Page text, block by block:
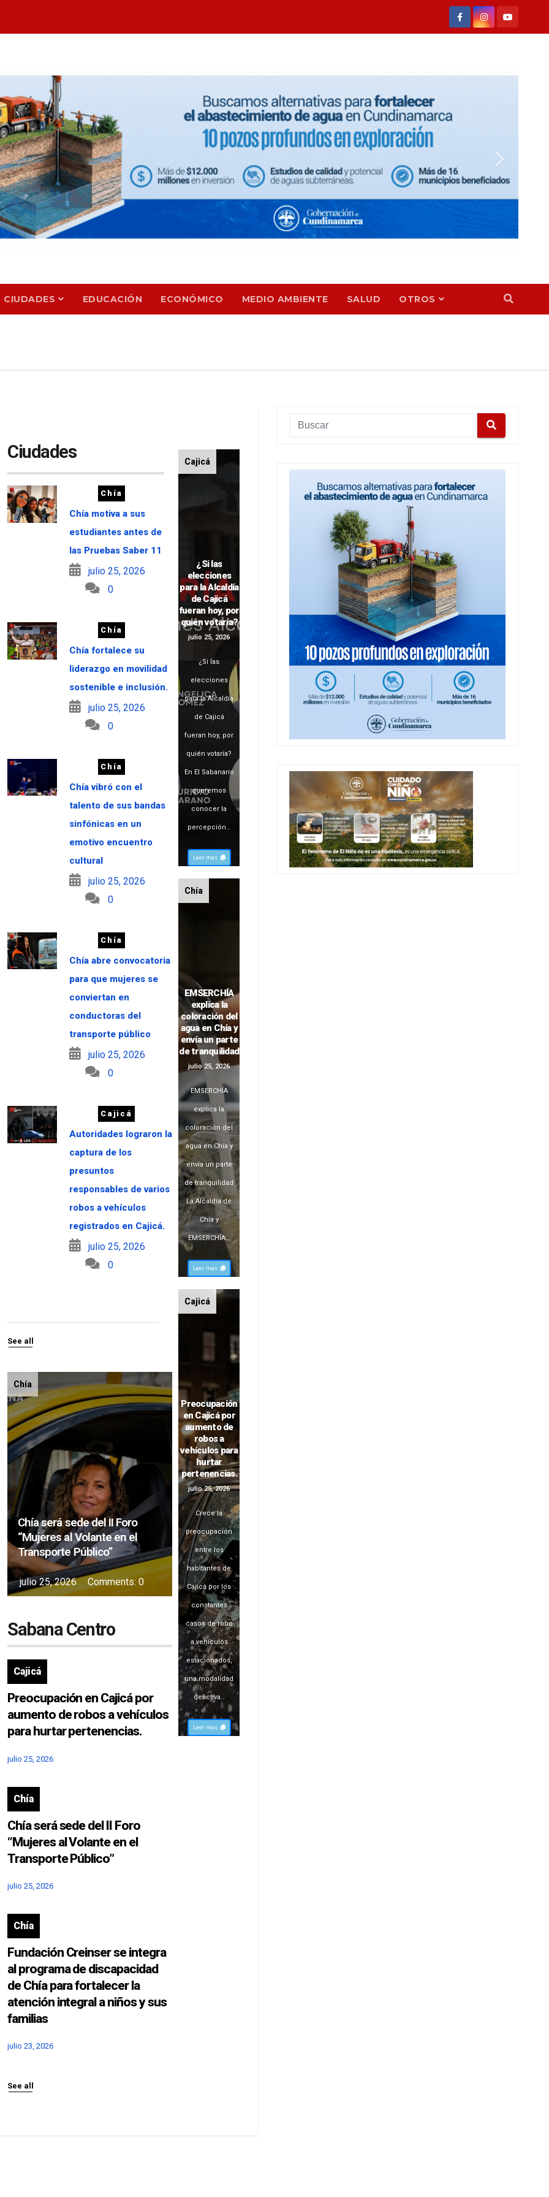
CIUDADES EDUCACIÓN ECONÓMICO MEDIO AMBIENTE SALUD OTROS
Ciudades
Chía
Chía motiva a sus
estudiantes antes de
las Pruebas Saber 11
julio 25, 2026
0
Chía
Chía fortalece su
liderazgo en movilidad
sostenible e inclusión.
julio 25, 2026
0
Chía
Chía vibró con el
talento de sus bandas
sinfónicas en un
emotivo encuentro
cultural
julio 25, 2026
0
Chía
Chía abre convocatoria
para que mujeres se
conviertan en
conductoras del
transporte público
julio 25, 2026
0
Cajicá
Autoridades lograron la
captura de los
presuntos
responsables de varios
robos a vehículos
registrados en Cajicá.
julio 25, 2026
0
See all
Chía
Chía será sede del II Foro
“Mujeres al Volante en el
Transporte Público”
julio 25, 2026 Comments:0
Sabana Centro
Cajicá
Preocupación en Cajicá por
aumento de robos a vehículos
para hurtar pertenencias.
julio 25, 2026
Chía
Chía será sede del II Foro
“Mujeres al Volante en el
Transporte Público”
julio 25, 2026
Chía
Fundación Creinser se integra
al programa de discapacidad
de Chía para fortalecer la
atención integral a niños y sus
familias
julio 23, 2026
See all
Cajicá
¿Si las
elecciones
para la Alcaldía
de Cajicá
fueran hoy, por
quién votaría?
julio 25, 2026
¿Si las
elecciones
para la Alcaldía
de Cajicá
fueran hoy, por
quién votaría?
En El Sabanario
queremos
conocer la
percepción…
Leer mas
Chía
EMSERCHÍA
explica la
coloración del
agua en Chía y
envía un parte
de tranquilidad
julio 25, 2026
EMSERCHÍA
explica la
coloración del
agua en Chía y
envía un parte
de tranquilidad
La Alcaldía de
Chía y
EMSERCHÍA…
Leer mas
Cajicá
Preocupación
en Cajicá por
aumento de
robos a
vehículos para
hurtar
pertenencias.
julio 25, 2026
Crece la
preocupación
entre los
habitantes de
Cajicá por los
constantes
casos de robo
a vehículos
estacionados,
una modalidad
delictiva…
Leer mas